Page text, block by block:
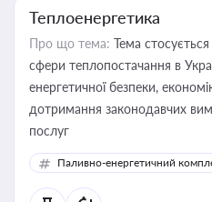
Теплоенергетика
Про що тема: Тема
сфери теплопостачання в
енергетичної безпеки,
дотримання законодавчих
послуг
Паливно-енергетичний